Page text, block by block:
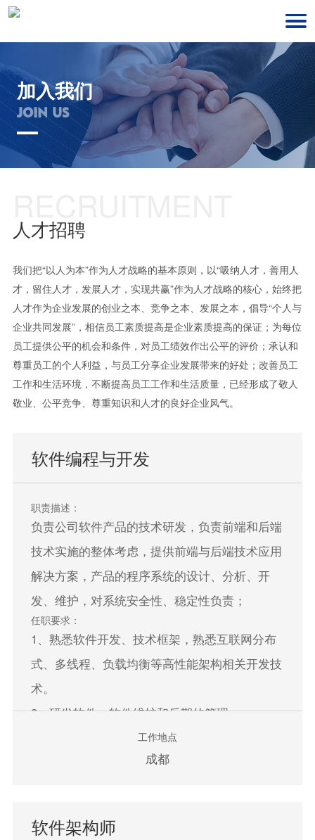
加入我们
JOIN US
人才招聘
我们把“以人为本”作为人才战略的基本原则，以“吸纳人才，善用人
才，留住人才，发展人才，实现共赢”作为人才战略的核心，始终把
人才作为企业发展的创业之本、竞争之本、发展之本，倡导“个人与
企业共同发展”，相信员工素质提高是企业素质提高的保证；为每位
员工提供公平的机会和条件，对员工绩效作出公平的评价；承认和
尊重员工的个人利益，与员工分享企业发展带来的好处；改善员工
工作和生活环境，不断提高员工工作和生活质量，已经形成了敬人
敬业、公平竞争、尊重知识和人才的良好企业风气。
软件编程与开发
职责描述：
负责公司软件产品的技术研发，负责前端和后端
技术实施的整体考虑，提供前端与后端技术应用
解决方案，产品的程序系统的设计、分析、开
发、维护，对系统安全性、稳定性负责；
任职要求：
1、熟悉软件开发、技术框架，熟悉互联网分布
式、多线程、负载均衡等高性能架构相关开发技
术。
2、研发软件，软件维护和后期的管理。
工作地点
成都
软件架构师